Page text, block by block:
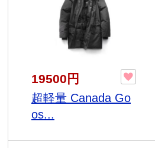
19500円
超軽量 Canada Go
os...